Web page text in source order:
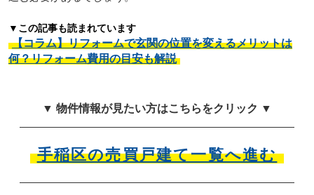
▼この記事も読まれています
【コラム】リフォームで玄関の位置を変えるメリットは
何？リフォーム費用の目安も解説
▼ 物件情報が見たい方はこちらをクリック ▼
手稲区の売買戸建て一覧へ進む